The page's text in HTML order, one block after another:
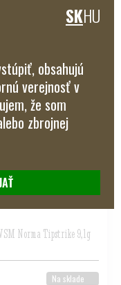
Naša cena s dph:
Norma Tipstrike 9,1g
Na sklade
SKHU
obsahujú
verejnosť v
že som
zbrojnej